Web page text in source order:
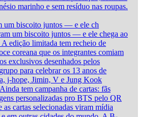
um biscoito juntos — e ele ch